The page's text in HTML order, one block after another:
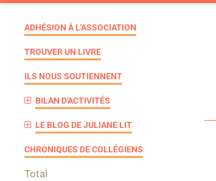
ADHÉSION À L'ASSOCIATION
TROUVER UN LIVRE
ILS NOUS SOUTIENNENT
BILAN D'ACTIVITÉS
LE BLOG DE JULIANE LIT
CHRONIQUES DE COLLÉGIENS
Total